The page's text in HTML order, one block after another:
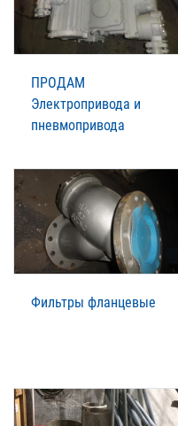
ПРОДАМ
Электропривода и
пневмопривода
Фильтры фланцевые